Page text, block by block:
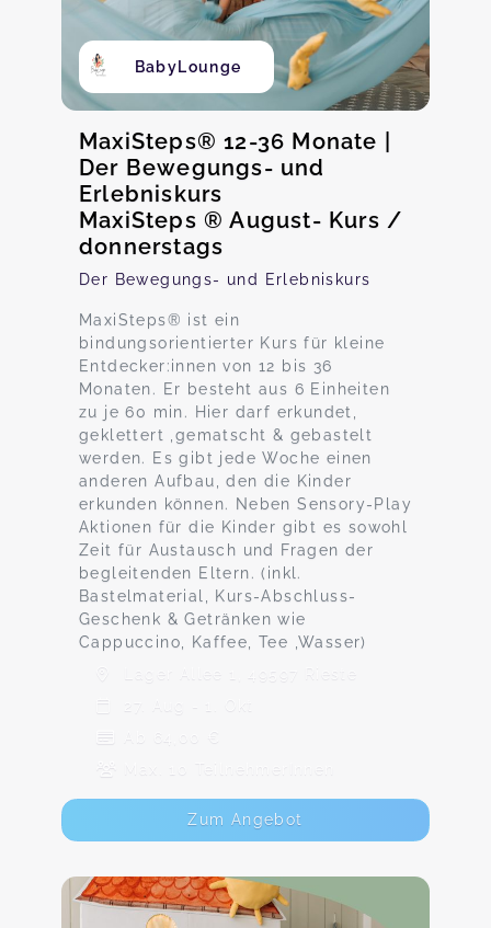
BabyLounge
MaxiSteps® 12-36 Monate |
Der Bewegungs- und
Erlebniskurs
MaxiSteps ® August- Kurs /
donnerstags
Der Bewegungs- und Erlebniskurs
MaxiSteps® ist ein
bindungsorientierter Kurs für kleine
Entdecker:innen von 12 bis 36
Monaten. Er besteht aus 6 Einheiten
zu je 60 min. Hier darf erkundet,
geklettert ,gematscht & gebastelt
werden. Es gibt jede Woche einen
anderen Aufbau, den die Kinder
erkunden können. Neben Sensory-Play
Aktionen für die Kinder gibt es sowohl
Zeit für Austausch und Fragen der
begleitenden Eltern. (inkl.
Bastelmaterial, Kurs-Abschluss-
Geschenk & Getränken wie
Cappuccino, Kaffee, Tee ,Wasser)
Lager Allee 1, 49597 Rieste
27. Aug - 1. Okt
Ab 64,00 €
Max. 10 TeilnehmerInnen
Zum Angebot